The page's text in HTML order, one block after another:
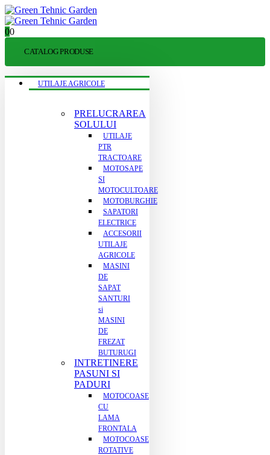
00
CATALOG PRODUSE
UTILAJE AGRICOLE
PRELUCRAREA
SOLULUI
UTILAJE
PTR
TRACTOARE
MOTOSAPE
SI
MOTOCULTOARE
MOTOBURGHIE
SAPATORI
ELECTRICE
ACCESORII
UTILAJE
AGRICOLE
MASINI
DE
SAPAT
SANTURI
si
MASINI
DE
FREZAT
BUTURUGI
INTRETINERE
PASUNI SI
PADURI
MOTOCOASE
CU
LAMA
FRONTALA
MOTOCOASE
ROTATIVE